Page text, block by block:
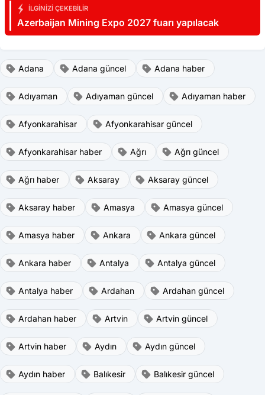
İLGINIZI ÇEKEBILIR
Azerbaijan Mining Expo 2027 fuarı yapılacak
Adana Adana güncel Adana haber
Adıyaman Adıyaman güncel Adıyaman haber
Afyonkarahisar Afyonkarahisar güncel
Afyonkarahisar haber Ağrı Ağrı güncel
Ağrı haber Aksaray Aksaray güncel
Aksaray haber Amasya Amasya güncel
Amasya haber Ankara Ankara güncel
Ankara haber Antalya Antalya güncel
Antalya haber Ardahan Ardahan güncel
Ardahan haber Artvin Artvin güncel
Artvin haber Aydın Aydın güncel
Aydın haber Balıkesir Balıkesir güncel